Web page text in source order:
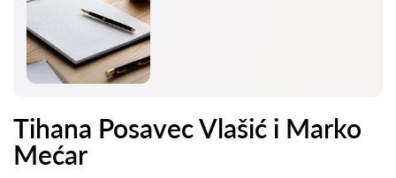
Tihana Posavec Vlašić i Marko
Mećar